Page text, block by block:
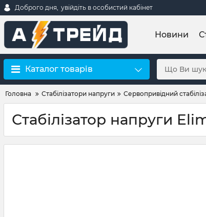
Доброго дня, увійдіть в особистий кабінет
Новини
Каталог товарів
Головна Стабілізатори напруги Сервопривідний
Стабілізатор напруги